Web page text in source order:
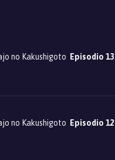
no Kakushigoto Episodio 13
no Kakushigoto Episodio 12